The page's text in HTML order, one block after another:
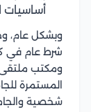
أساسيات
وبشكل عام،
شرط عام في
ومكتب
المستمرة
شخصية